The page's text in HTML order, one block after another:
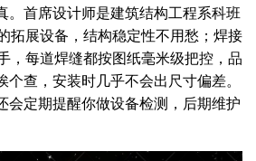
。首席设计师是建筑结构工程系科班
拓展设备，结构稳定性不用愁；焊接
，每道焊缝都按图纸毫米级把控，品
查，安装时几乎不会出尺寸偏差。
会定期提醒你做设备检测，后期维护